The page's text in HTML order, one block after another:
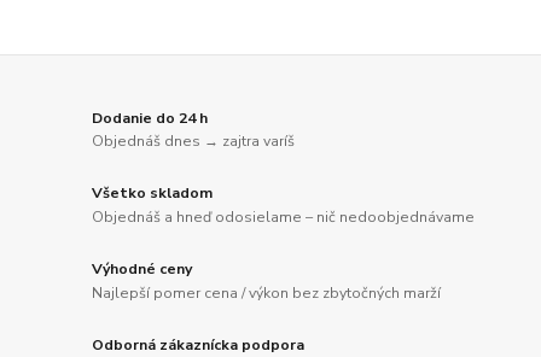
Dodanie do 24 h
Objednáš dnes → zajtra varíš
Všetko skladom
Objednáš a hneď odosielame – nič nedoobjednávame
Výhodné ceny
Najlepší pomer cena / výkon bez zbytočných marží
Odborná zákaznícka podpora